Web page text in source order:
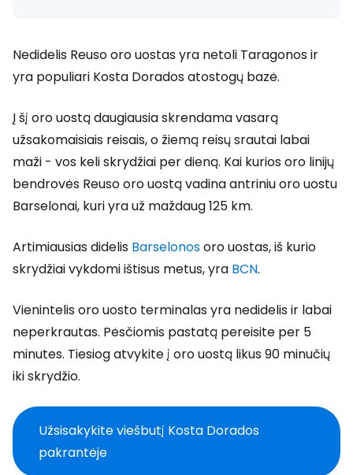
Nedidelis Reuso oro uostas yra netoli Taragonos ir
yra populiari Kosta Dorados atostogų bazė.
Į šį oro uostą daugiausia skrendama vasarą
užsakomaisiais reisais, o žiemą reisų srautai labai
maži - vos keli skrydžiai per dieną. Kai kurios oro linijų
bendrovės Reuso oro uostą vadina antriniu oro uostu
Barselonai, kuri yra už maždaug 125 km.
Artimiausias didelis Barselonosoro uostas, iš kurio
skrydžiai vykdomi ištisus metus, yra BCN.
Vienintelis oro uosto terminalas yra nedidelis ir labai
neperkrautas. Pėsčiomis pastatą pereisite per 5
minutes. Tiesiog atvykite į oro uostą likus 90 minučių
iki skrydžio.
Užsisakykite viešbutį Kosta Dorados
pakrantėje